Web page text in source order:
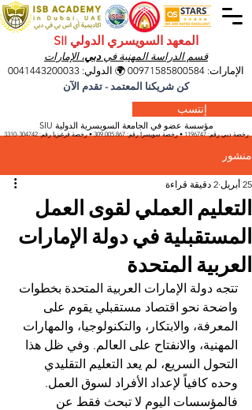
المعهد السويسري الدولي SII
قسم الدراسة المهنية فيدبي، الإمارات
إنتسب
مؤسسة عضو في الجامعة السويسرية الدولية SIU
رخصة دبي رقم:1196747• رخصة سويسرا رقم:309.005.867• رخصة قرغيزيارقم:304742-3310
الإمارات: 00971585800584 🌍 الدولي: 0041443200033
كن شريكنا المعتمد - تقدم الآن
منشور
التعليم العملي لقوى العمل
المستقبلية في دولة الإمارات
العربية المتحدة
25 أبريل 2 دقيقة قراءة
تتجه دولة الإمارات العربية المتحدة بخطوات
واضحة نحو اقتصاد مستقبلي يقوم على
المعرفة، والابتكار، والتكنولوجيا، والمهارات
المهنية، والانفتاح على العالم. وفي ظل هذا
التحول السريع، لم يعد التعليم التقليدي
وحده كافياً لإعداد الأفراد لسوق العمل.
فالمؤسسات اليوم لا تبحث فقط عن